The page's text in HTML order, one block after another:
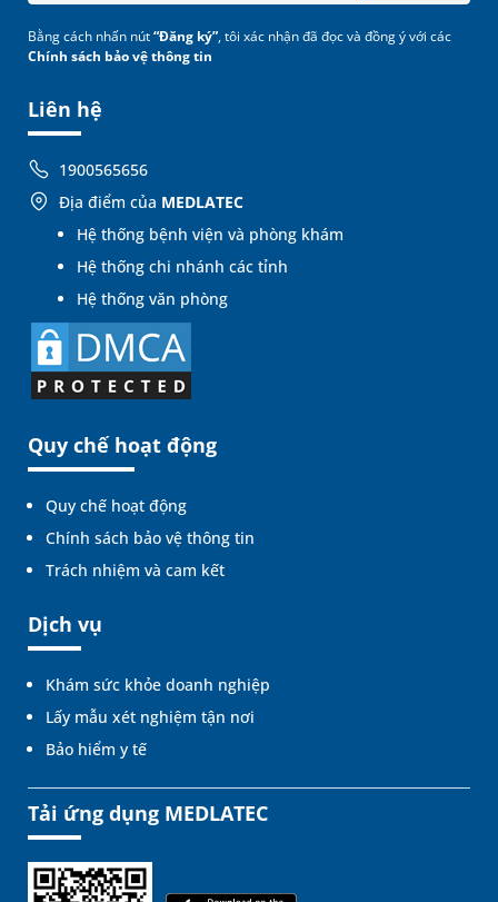
Liên hệ
1900565656
Địa điểm của MEDLATEC
Hệ thống bệnh viện và phòng khám
Hệ thống chi nhánh các tỉnh
Hệ thống văn phòng
Quy chế hoạt động
Quy chế hoạt động
Chính sách bảo vệ thông tin
Trách nhiệm và cam kết
Dịch vụ
Khám sức khỏe doanh nghiệp
Lấy mẫu xét nghiệm tận nơi
Bảo hiểm y tế
Bằng cách nhấn nút“Đăng ký”, tôi xác nhận đã đọc và đồng ý với các
Chính sách bảo vệ thông tin
Tải ứng dụng MEDLATEC